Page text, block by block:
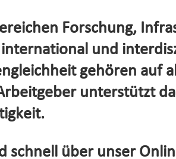
Forschung,
und
gehören auf
unterstützt
schnell über unser